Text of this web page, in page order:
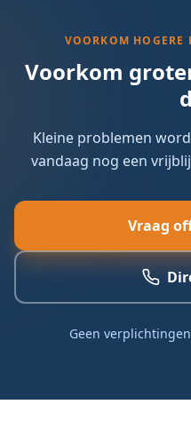
VOORKOM HOGERE
Voorkom
Kleine problemen
vandaag nog een
Vraag
Geen